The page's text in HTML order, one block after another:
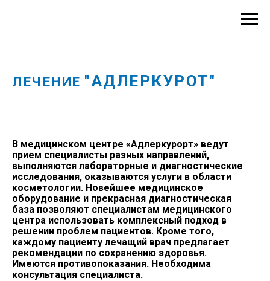
ЛЕЧЕНИЕ "АДЛЕРКУРОТ"
В медицинском центре «Адлеркурорт» ведут
прием специалисты разных направлений,
выполняются лабораторные и диагностические
исследования, оказываются услуги в области
косметологии. Новейшее медицинское
оборудование и прекрасная диагностическая
база позволяют специалистам медицинского
центра использовать комплексный подход в
решении проблем пациентов. Кроме того,
каждому пациенту лечащий врач предлагает
рекомендации по сохранению здоровья.
Имеются противопоказания. Необходима
консультация специалиста.